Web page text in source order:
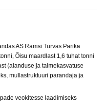
AS Ramsi Turvas Parika
Õisu maardlast 1,6 tuhat tonni
(aianduse ja taimekasvatuse
mullastruktuuri parandaja ja
veokitesse laadimiseks